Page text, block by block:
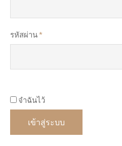
รหัสผ่าน*ต้องการ
จำฉันไว้
เข้าสู่ระบบ